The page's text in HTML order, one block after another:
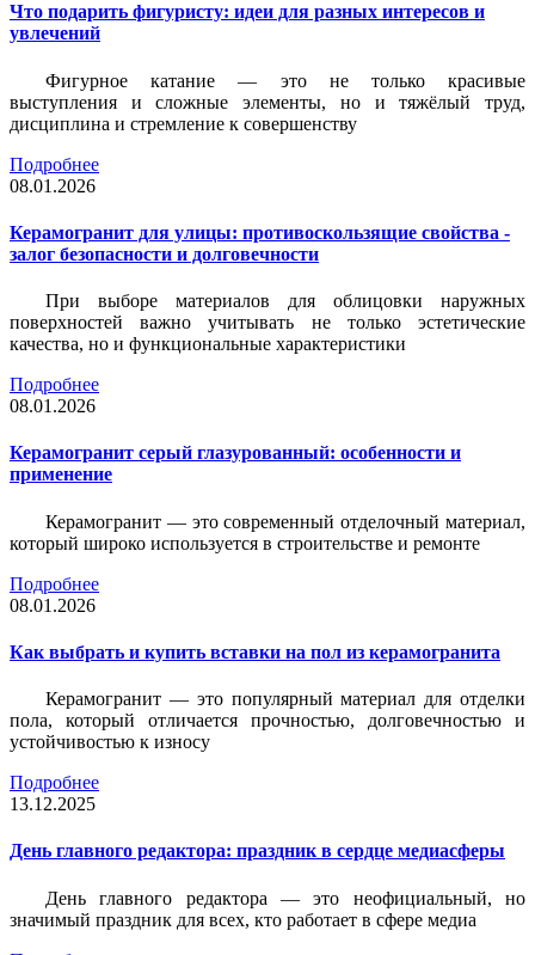
Что подарить фигуристу: идеи для разных интересов и
увлечений
Фигурное катание — это не только красивые
выступления и сложные элементы, но и тяжёлый труд,
дисциплина и стремление к совершенству
Подробнее
08.01.2026
Керамогранит для улицы: противоскользящие свойства -
залог безопасности и долговечности
При выборе материалов для облицовки наружных
поверхностей важно учитывать не только эстетические
качества, но и функциональные характеристики
Подробнее
08.01.2026
Керамогранит серый глазурованный: особенности и
применение
Керамогранит — это современный отделочный материал,
который широко используется в строительстве и ремонте
Подробнее
08.01.2026
Как выбрать и купить вставки на пол из керамогранита
Керамогранит — это популярный материал для отделки
пола, который отличается прочностью, долговечностью и
устойчивостью к износу
Подробнее
13.12.2025
День главного редактора: праздник в сердце медиасферы
День главного редактора — это неофициальный, но
значимый праздник для всех, кто работает в сфере медиа